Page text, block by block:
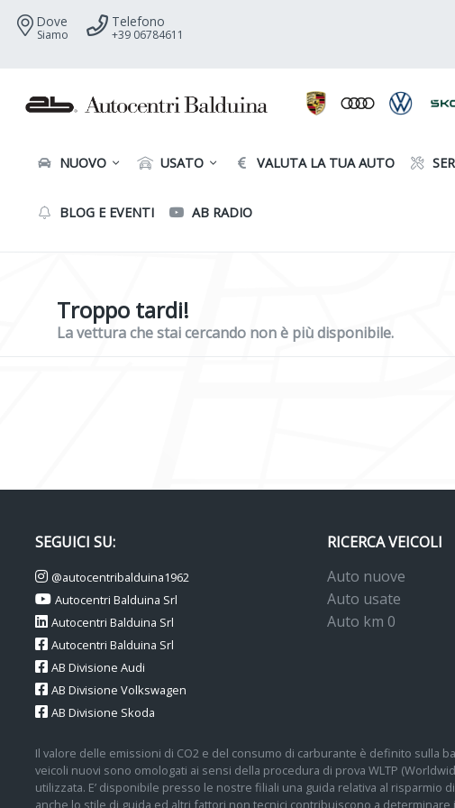
Dove
Siamo
Telefono
+39 06784611
NUOVO USATO VALUTA LA TUA AUTO
BLOG E EVENTI AB RADIO
Troppo tardi!
La vettura che stai cercando non è più disponibile.
SEGUICI SU:
@autocentribalduina1962
Autocentri Balduina Srl
Autocentri Balduina Srl
Autocentri Balduina Srl
AB Divisione Audi
AB Divisione Volkswagen
AB Divisione Skoda
RICERCA VEICOLI
Auto nuove
Auto usate
Auto km 0
Il valore delle emissioni di CO2 e del consumo di carburante è definito sulla
veicoli nuovi sono omologati ai sensi della procedura di prova WLTP
utilizzata. E’ disponibile presso le nostre filiali una guida relativa al
anche lo stile di guida ed altri fattori non tecnici contribuiscono a